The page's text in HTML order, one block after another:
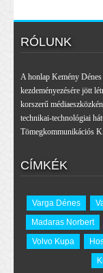
RÓLUNK
A honlap Kemény
kezdeményezésére jött
korszerű
technikai-technológiai
Tömegkommunikációs
CÍMKÉK
Varga Dénes
Madaras Norbert
Volvo Kupa